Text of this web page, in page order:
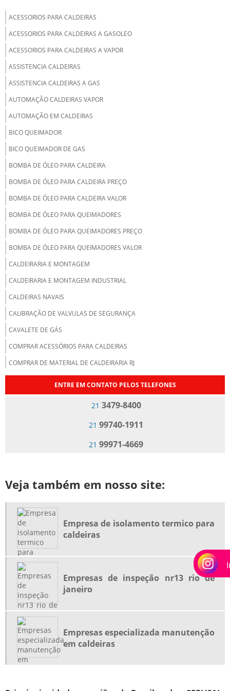
ACESSORIOS PARA CALDEIRAS
ACESSORIOS PARA CALDEIRAS A GASOLEO
ACESSORIOS PARA CALDEIRAS A VAPOR
ASSISTENCIA CALDEIRAS
ASSISTENCIA CALDEIRAS A GAS
AUTOMAÇÃO CALDEIRAS VAPOR
AUTOMAÇÃO EM CALDEIRAS
BICO QUEIMADOR
BICO QUEIMADOR DE GAS
BOMBA DE ÓLEO PARA CALDEIRA
BOMBA DE ÓLEO PARA CALDEIRA PREÇO
BOMBA DE ÓLEO PARA CALDEIRA VALOR
BOMBA DE ÓLEO PARA QUEIMADORES
BOMBA DE ÓLEO PARA QUEIMADORES PREÇO
BOMBA DE ÓLEO PARA QUEIMADORES VALOR
CALDEIRARIA E MONTAGEM
CALDEIRARIA E MONTAGEM INDUSTRIAL
CALDEIRAS NAVAIS
CALIBRAÇÃO DE VALVULAS DE SEGURANÇA
CAVALETE DE GÁS
COMPRAR ACESSÓRIOS PARA CALDEIRAS
COMPRAR DE MATERIAL DE CALDEIRARIA RJ
EMPRESA DE BOMBA DE ÓLEO PARA CALDEIRA
EMPRESA DE GERENCIAMENTO DE VASOS DE PRESSÃO
EMPRESA DE INSPEÇÃO VASOS DE PRESSÃO RIO DE JANEIRO
EMPRESA DE ISOLAMENTO TERMICO PARA CALDEIRAS RJ
EMPRESA DE MONTAGEM INDUSTRIAL
EMPRESA DE REGULAGEM DE COMBUSTÃO EM QUEIMADORES
EMPRESA DE VISTORIA DA CALDEIRA
EMPRESA DE VISTORIA DA CALDEIRA RIO DE JANEIRO
EMPRESA DE VISTORIA DA CALDEIRA RJ
EMPRESAS DE INSPEÇÃO NR13
EMPRESAS DE INSPEÇÃO NR13 RIO DE JANEIRO
EMPRESAS DE INSPEÇÃO NR13 RJ
EMPRESAS DE MANUTENÇÃO DE VALVULAS DE SEGURANÇA
EMPRESAS DE MANUTENÇÃO EM CALDEIRAS
ENTRE EM CONTATO PELOS TELEFONES
21 3479-8400
21 99740-1911
21 99971-4669
Veja também em nosso site:
Empresa de isolamento termico para
caldeiras
Empresas de inspeção nr13 rio de
janeiro
Empresas especializada manutenção
em caldeiras